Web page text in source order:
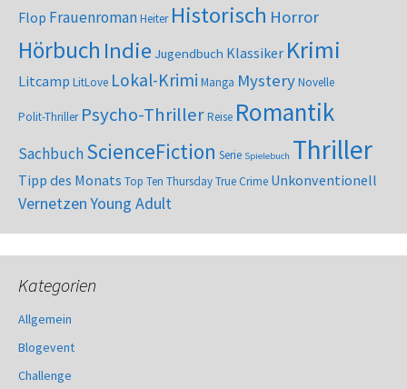
Flop FrauenromanHeiter Historisch Horror
Hörbuch Indie Jugendbuch Klassiker Krimi
Litcamp LitLove Lokal-Krimi Manga MysteryNovelle
Polit-Thriller Psycho-ThrillerReise Romantik
SachbuchScienceFiction Serie Spielebuch Thriller
Tipp des Monats Top Ten ThursdayTrue Crime Unkonventionell
VernetzenYoung Adult
Kategorien
Allgemein
Blogevent
Challenge